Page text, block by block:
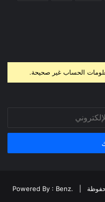
الحساب غير صحيحة.
Powered By : Benz.